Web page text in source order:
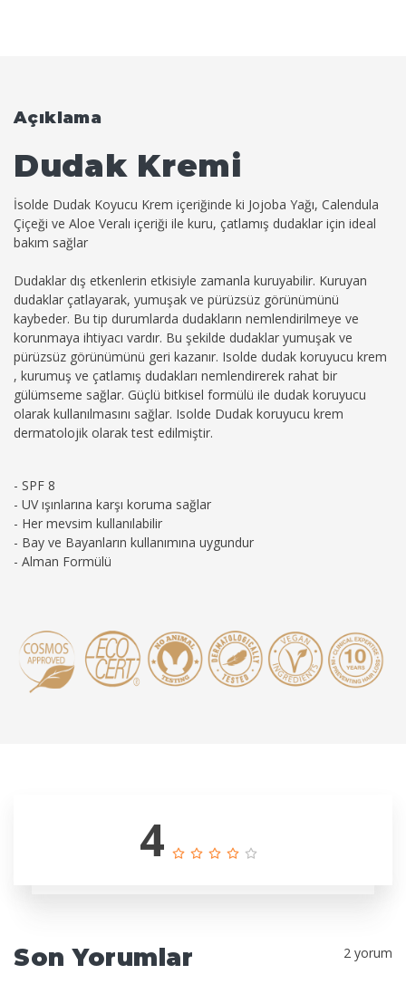
Açıklama
Dudak Kremi
İsolde Dudak Koyucu Krem içeriğinde ki Jojoba Yağı, Calendula
Çiçeği ve Aloe Veralı içeriği ile kuru, çatlamış dudaklar için ideal
bakım sağlar
Dudaklar dış etkenlerin etkisiyle zamanla kuruyabilir. Kuruyan
dudaklar çatlayarak, yumuşak ve pürüzsüz görünümünü
kaybeder. Bu tip durumlarda dudakların nemlendirilmeye ve
korunmaya ihtiyacı vardır. Bu şekilde dudaklar yumuşak ve
pürüzsüz görünümünü geri kazanır. Isolde dudak koruyucu krem
, kurumuş ve çatlamış dudakları nemlendirerek rahat bir
gülümseme sağlar. Güçlü bitkisel formülü ile dudak koruyucu
olarak kullanılmasını sağlar. Isolde Dudak koruyucu krem
dermatolojik olarak test edilmiştir.
- SPF 8
- UV ışınlarına karşı koruma sağlar
- Her mevsim kullanılabilir
- Bay ve Bayanların kullanımına uygundur
- Alman Formülü
4
Son Yorumlar 2 yorum